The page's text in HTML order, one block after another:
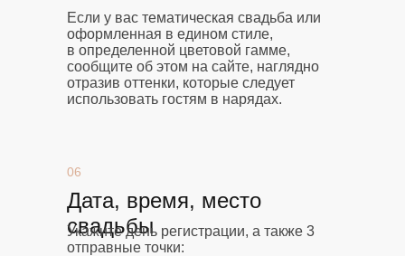
Если у вас тематическая свадьба или
оформленная в едином стиле,
в определенной цветовой гамме,
сообщите об этом на сайте, наглядно
отразив оттенки, которые следует
использовать гостям в нарядах.
Дата, время, место
свадьбы
Укажите день регистрации, а также 3
отправные точки:
06